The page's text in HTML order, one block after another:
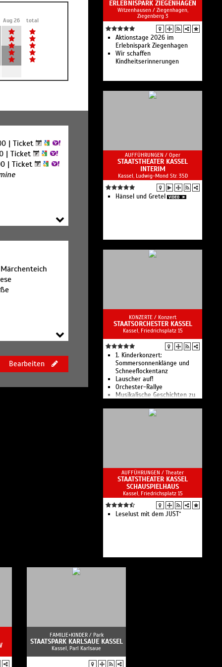
Aug 26 total
| Ticket
| Ticket
| Ticket
Bearbeiten
ERLEBNISPARK ZIEGENHAGEN
Witzenhausen / Ziegenhagen,
Ziegenberg 3
Aktionstage 2026 im
Erlebnispark Ziegenhagen
Wir schaffen
Kindheitserinnerungen
AUFFÜHRUNGEN / Oper
STAATSTHEATER KASSEL
INTERIM
Kassel, Ludwig-Mond Str. 35D
Hänsel und Gretel
KONZERTE / Konzert
STAATSORCHESTER KASSEL
Kassel, Friedrichsplatz 15
1. Kinderkonzert:
Sommersonnenklänge und
Schneeflockentanz
Lauscher auf!
Orchester-Rallye
Musikalische Geschichten zu
Familie
AUFFÜHRUNGEN / Theater
STAATSTHEATER KASSEL
SCHAUSPIELHAUS
Kassel, Friedrichsplatz 15
Leselust mit dem JUST⁺
FAMILIE+KINDER / Park
STAATSPARK KARLSAUE KASSEL
Kassel, Parl Karlsaue